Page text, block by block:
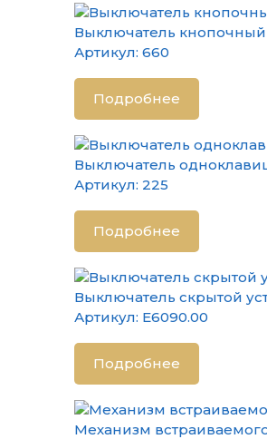
Выключатель кнопочный
Артикул: 660
Подробнее
Выключатель
Артикул: 225
Подробнее
Выключатель скрытой
Артикул: E6090.00
Подробнее
Механизм